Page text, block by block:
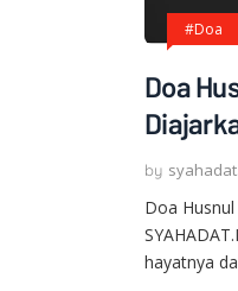
#Doa
Doa
Doa
hayatnya